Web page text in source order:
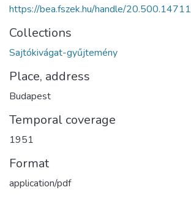
https://bea.fszek.hu/handle/
Collections
Sajtókivágat-gyűjtemény
Place, address
Budapest
Temporal coverage
1951
Format
application/pdf